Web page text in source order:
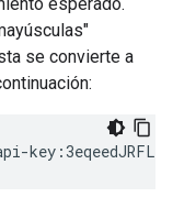
se convierte a